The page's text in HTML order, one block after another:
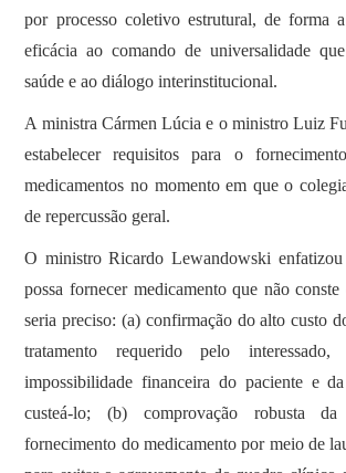
por processo coletivo estrutural, de forma
eficácia ao comando de universalidade
saúde e ao diálogo interinstitucional.
A ministra Cármen Lúcia e o ministro Luiz
estabelecer requisitos para o
medicamentos no momento em que o
de repercussão geral.
O ministro Ricardo Lewandowski
possa fornecer medicamento que não
seria preciso: (a) confirmação do alto custo
tratamento requerido pelo
impossibilidade financeira do paciente e
custeá-lo; (b) comprovação robusta da
fornecimento do medicamento por meio de